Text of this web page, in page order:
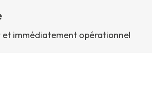
immédiatement opérationnel